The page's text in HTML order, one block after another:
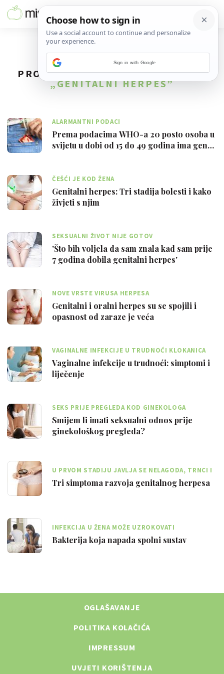
PRONAĐENO8REZULTATA ZA TAG
„GENITALNI HERPES”
ALARMANTNI PODACI
Prema podacima WHO-a 20 posto osoba u
svijetu u dobi od 15 do 49 godina ima gen…
ČEŠĆI JE KOD ŽENA
Genitalni herpes: Tri stadija bolesti i kako
živjeti s njim
SEKSUALNI ŽIVOT NIJE GOTOV
'Što bih voljela da sam znala kad sam prije
7 godina dobila genitalni herpes'
NOVE VRSTE VIRUSA HERPESA
Genitalni i oralni herpes su se spojili i
opasnost od zaraze je veća
VAGINALNE INFEKCIJE U TRUDNOĆI KLOKANICA
Vaginalne infekcije u trudnoći: simptomi i
liječenje
SEKS PRIJE PREGLEDA KOD GINEKOLOGA
Smijem li imati seksualni odnos prije
ginekološkog pregleda?
U PRVOM STADIJU JAVLJA SE NELAGODA, TRNCI I
BOL U PODRUČJU ZAHVAĆENOM VIRUSOM
Tri simptoma razvoja genitalnog herpesa
INFEKCIJA U ŽENA MOŽE UZROKOVATI
NEPLODNOST, A U MUŠKARACA UPALU PROSTATE
Bakterija koja napada spolni sustav
OGLAŠAVANJE
POLITIKA KOLAČIĆA
IMPRESSUM
UVJETI KORIŠTENJA
Sign in with Google